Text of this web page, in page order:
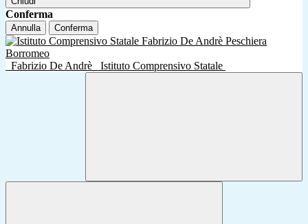
Conferma
Annulla Conferma
Fabrizio De Andrè Istituto Comprensivo Statale